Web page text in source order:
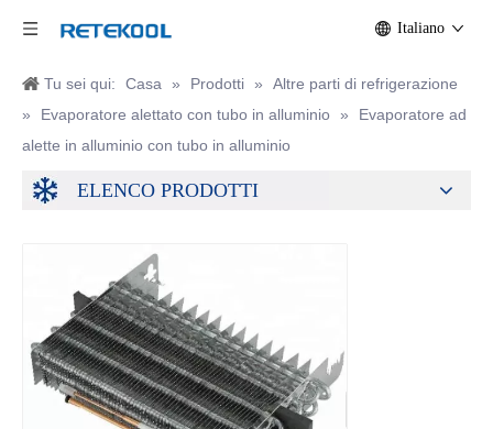
Italiano
Tu sei qui: Casa » Prodotti »
Altre parti di refrigerazione
»
Evaporatore alettato con tubo in alluminio »
Evaporatore ad
alette in alluminio con tubo in alluminio
ELENCO PRODOTTI